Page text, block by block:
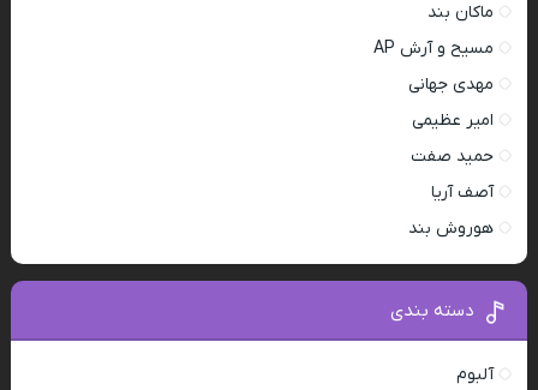
ماکان بند
مسیح و آرش AP
مهدی جهانی
امیر عظیمی
حمید صفت
آصف آریا
هوروش بند
دسته بندی
آلبوم